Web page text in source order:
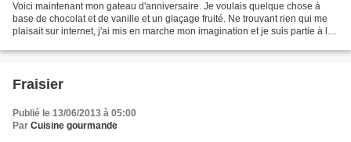
Voici maintenant mon gateau d'anniversaire. Je voulais quelque chose à
base de chocolat et de vanille et un glaçage fruité. Ne trouvant rien qui me
plaisait sur internet, j'ai mis en marche mon imagination et je suis partie à la
Fraisier
Publié le 13/06/2013 à 05:00
Par Cuisine gourmande